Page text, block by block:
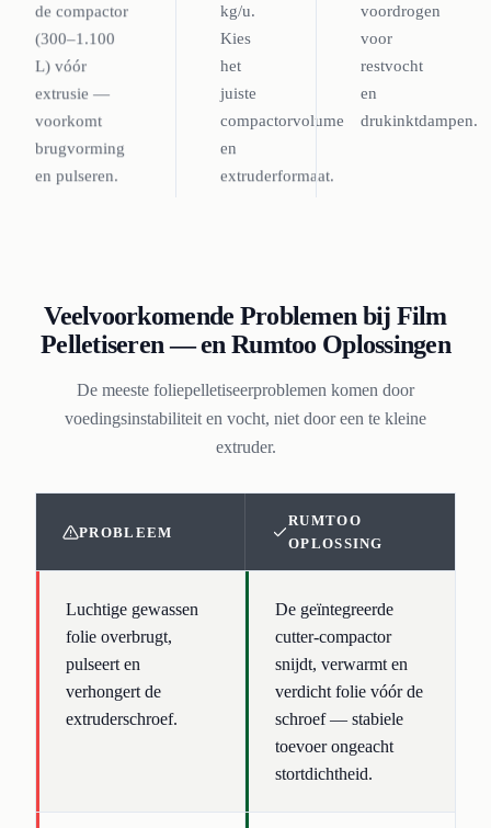
de compactor
(300–1.100
L) vóór
extrusie —
voorkomt
brugvorming
en pulseren.
kg/u.
Kies
het
juiste
compactorvolume
en
extruderformaat.
voordrogen
voor
restvocht
en
drukinktdampen.
Veelvoorkomende Problemen bij Film
Pelletiseren — en Rumtoo Oplossingen
De meeste foliepelletiseerproblemen komen door
voedingsinstabiliteit en vocht, niet door een te kleine
extruder.
PROBLEEM
RUMTOO
OPLOSSING
Luchtige gewassen
folie overbrugt,
pulseert en
verhongert de
extruderschroef.
De geïntegreerde
cutter-compactor
snijdt, verwarmt en
verdicht folie vóór de
schroef — stabiele
toevoer ongeacht
stortdichtheid.